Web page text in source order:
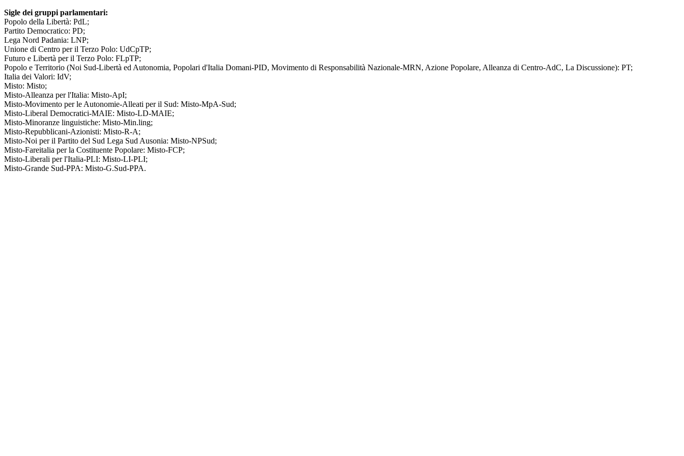
Sigle dei gruppi parlamentari:
Popolo della Libertà: PdL;
Partito Democratico: PD;
Lega Nord Padania: LNP;
Unione di Centro per il Terzo Polo: UdCpTP;
Futuro e Libertà per il Terzo Polo: FLpTP;
Popolo e Territorio (Noi Sud-Libertà ed Autonomia, Popolari d'Italia Domani-PID, Movimento di Responsabilità Nazionale-MRN, Azione Popolare, Alleanza di Centro-AdC, La Discussione): PT;
Italia dei Valori: IdV;
Misto: Misto;
Misto-Alleanza per l'Italia: Misto-ApI;
Misto-Movimento per le Autonomie-Alleati per il Sud: Misto-MpA-Sud;
Misto-Liberal Democratici-MAIE: Misto-LD-MAIE;
Misto-Minoranze linguistiche: Misto-Min.ling;
Misto-Repubblicani-Azionisti: Misto-R-A;
Misto-Noi per il Partito del Sud Lega Sud Ausonia: Misto-NPSud;
Misto-Fareitalia per la Costituente Popolare: Misto-FCP;
Misto-Liberali per l'Italia-PLI: Misto-LI-PLI;
Misto-Grande Sud-PPA: Misto-G.Sud-PPA.